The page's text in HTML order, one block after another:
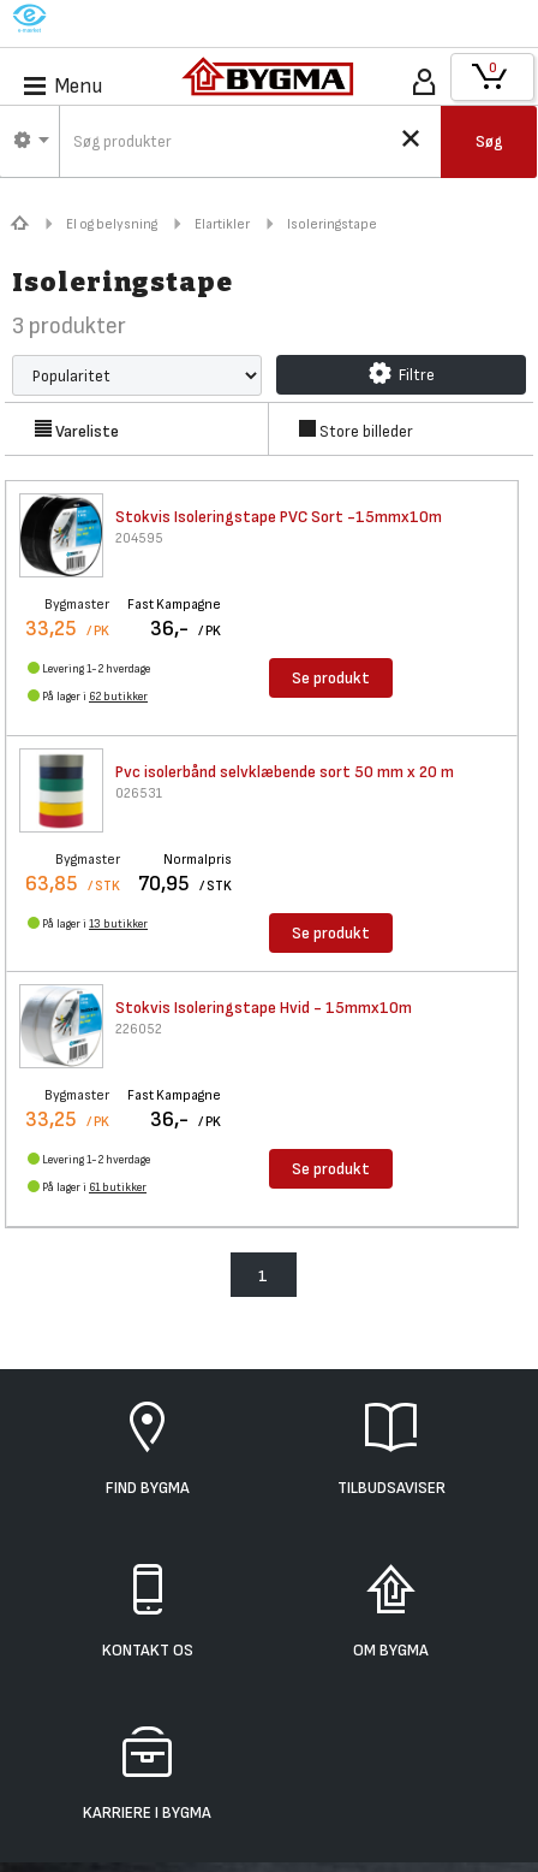
M
Menu
Søg
0
El og belysning Elartikler Isoleringstape
Isoleringstape
3 produkter
Filtre
Vareliste Store billeder
Stokvis Isoleringstape PVCSort -15mmx10m
204595
Bygmaster
33,25 / PK
Fast Kampagne
36,- / PK
Levering 1-2 hverdage
På lager i 62 butikker
Se produkt
Pvc isolerbånd selvklæbende sort 50 mm x 20 m
026531
Bygmaster
63,85 / STK
Normalpris
70,95 / STK
På lager i 13 butikker Se produkt
Stokvis Isoleringstape Hvid - 15mmx10m
226052
Bygmaster
33,25 / PK
Fast Kampagne
36,- / PK
Levering 1-2 hverdage
På lager i 61 butikker
Se produkt
1
FIND BYGMA TILBUDSAVISER
KONTAKT OS OM BYGMA
KARRIERE I BYGMA